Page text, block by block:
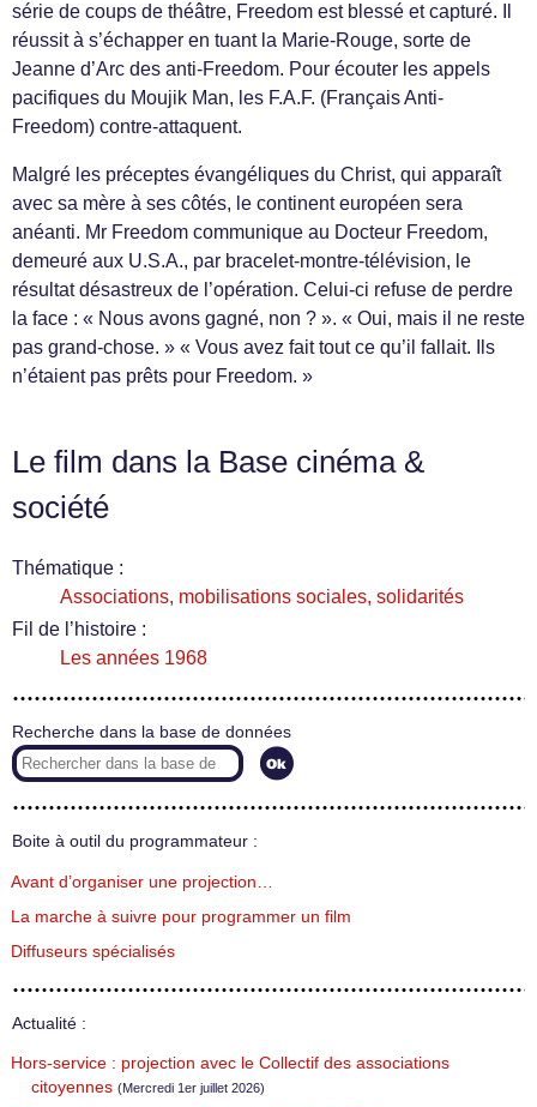
série de coups de théâtre, Freedom est blessé et capturé. Il
réussit à s’échapper en tuant la Marie-Rouge, sorte de
Jeanne d’Arc des anti-Freedom. Pour écouter les appels
pacifiques du Moujik Man, les F.A.F. (Français Anti-
Freedom) contre-attaquent.
Malgré les préceptes évangéliques du Christ, qui apparaît
avec sa mère à ses côtés, le continent européen sera
anéanti. Mr Freedom communique au Docteur Freedom,
demeuré aux U.S.A., par bracelet-montre-télévision, le
résultat désastreux de l’opération. Celui-ci refuse de perdre
la face : « Nous avons gagné, non ? ». « Oui, mais il ne reste
pas grand-chose. » « Vous avez fait tout ce qu’il fallait. Ils
n’étaient pas prêts pour Freedom. »
Le film dans la Base cinéma &
société
Thématique :
Associations, mobilisations sociales, solidarités
Fil de l’histoire :
Les années 1968
Recherche dans la base de données
Boite à outil du programmateur :
Avant d’organiser une projection…
La marche à suivre pour programmer un film
Diffuseurs spécialisés
Actualité :
Hors-service : projection avec le Collectif des associations
citoyennes (Mercredi 1er juillet 2026)